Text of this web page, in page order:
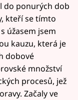
do ponurých dob
kteří se tímto
úžasem jsem
kauzu, která je
dobové
množství
procesů, jež
Začaly ve